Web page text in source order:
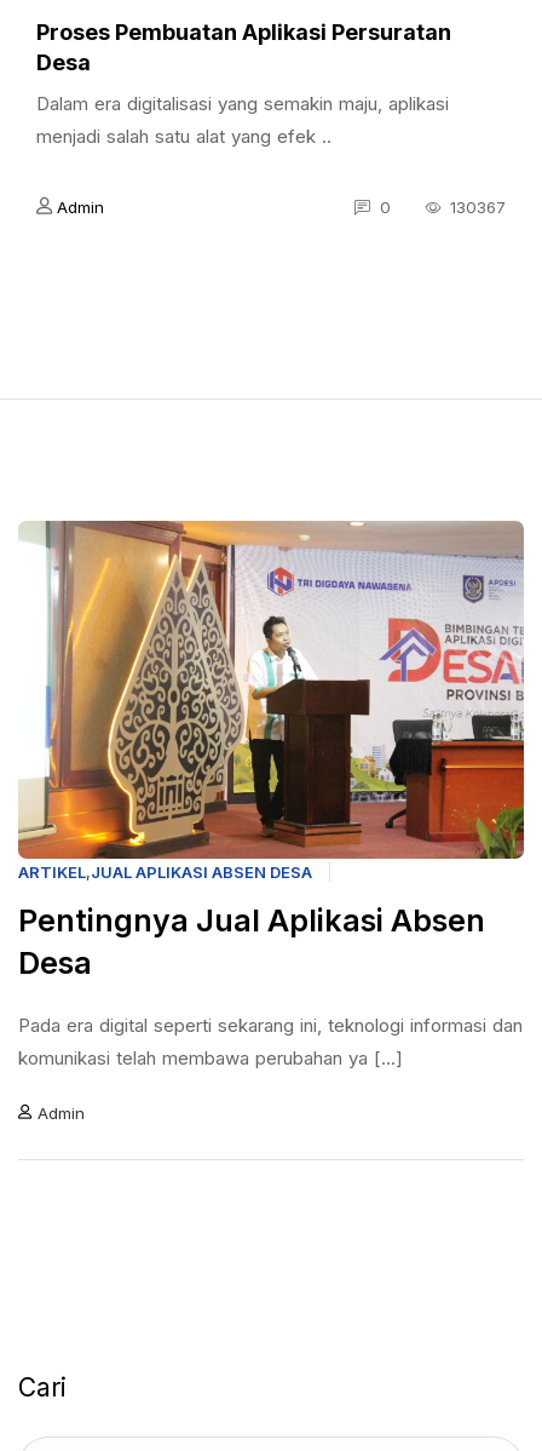
Proses Pembuatan Aplikasi Persuratan
Desa
Dalam era digitalisasi yang semakin maju, aplikasi
menjadi salah satu alat yang efek ..
Admin 0 130367
ARTIKEL,JUAL APLIKASI ABSEN DESA
Pentingnya Jual Aplikasi Absen
Desa
Pada era digital seperti sekarang ini, teknologi informasi dan
komunikasi telah membawa perubahan ya [...]
Admin
Cari